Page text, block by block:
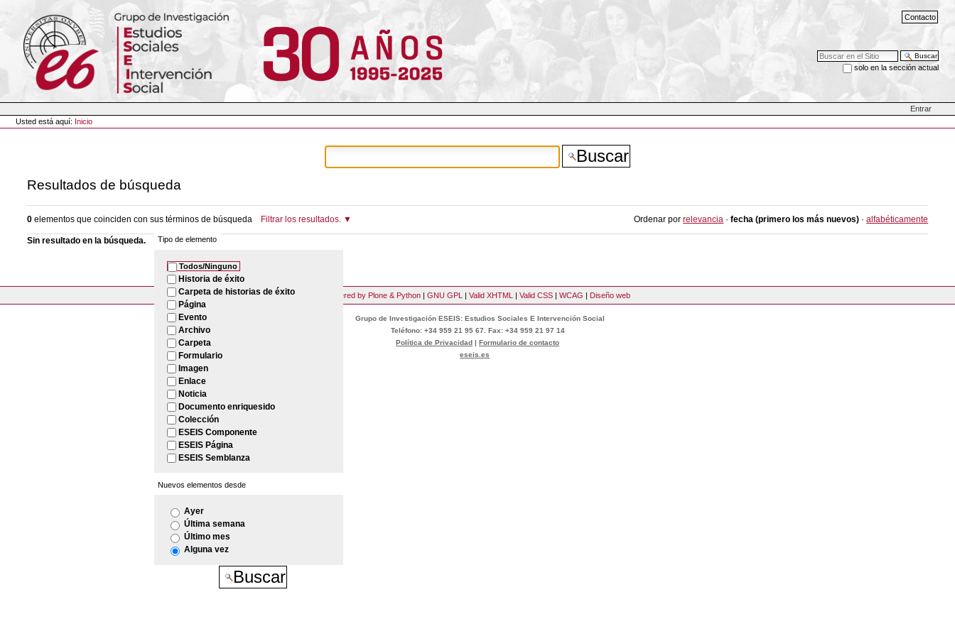
contenido.
navegación
Contacto
Buscar
solo en la sección actual
Herramientas
Personales
Entrar
Usted está aquí: Inicio
Resultados de búsqueda
0elementos que coinciden con sus términos de búsqueda Filtrar los resultados.
Tipo de elemento
Todos/Ninguno
Historia de éxito
Carpeta de historias de éxito
Página
Evento
Archivo
Carpeta
Formulario
Imagen
Enlace
Noticia
Documento enriquesido
Colección
ESEIS Componente
ESEIS Página
ESEIS Semblanza
Nuevos elementos desde
Ayer
Última semana
Último mes
Alguna vez
Ordenar por relevancia · fecha (primero los más nuevos) · alfabéticamente
Sin resultado en la búsqueda.
Powered by Plone & Python | GNU GPL | Valid XHTML | Valid CSS | WCAG | Diseño web
Grupo de Investigación ESEIS: Estudios Sociales E Intervención Social
Teléfono: +34 959 21 95 67. Fax: +34 959 21 97 14
Política de Privacidad | Formulario de contacto
eseis.es